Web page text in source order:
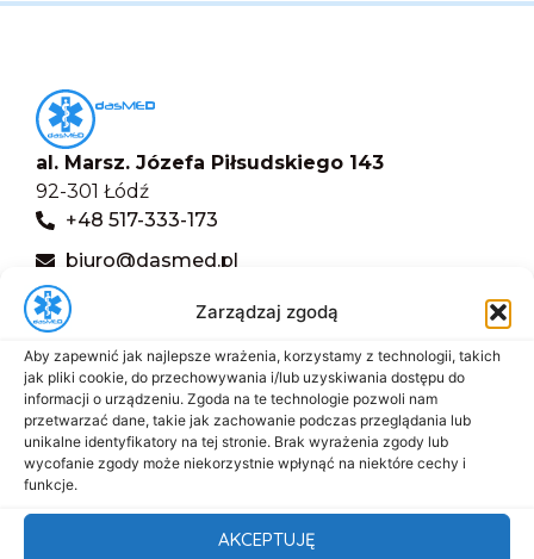
Zarządzaj zgodą
Aby zapewnić jak najlepsze wrażenia, korzystamy z technologii, takich
jak pliki cookie, do przechowywania i/lub uzyskiwania dostępu do
informacji o urządzeniu. Zgoda na te technologie pozwoli nam
przetwarzać dane, takie jak zachowanie podczas przeglądania lub
unikalne identyfikatory na tej stronie. Brak wyrażenia zgody lub
wycofanie zgody może niekorzystnie wpłynąć na niektóre cechy i
funkcje.
AKCEPTUJĘ
al. Marsz. Józefa Piłsudskiego 143
92-301 Łódź
+48 517-333-173
biuro@dasmed.pl
Menu
O nas
Oferta
Cennik